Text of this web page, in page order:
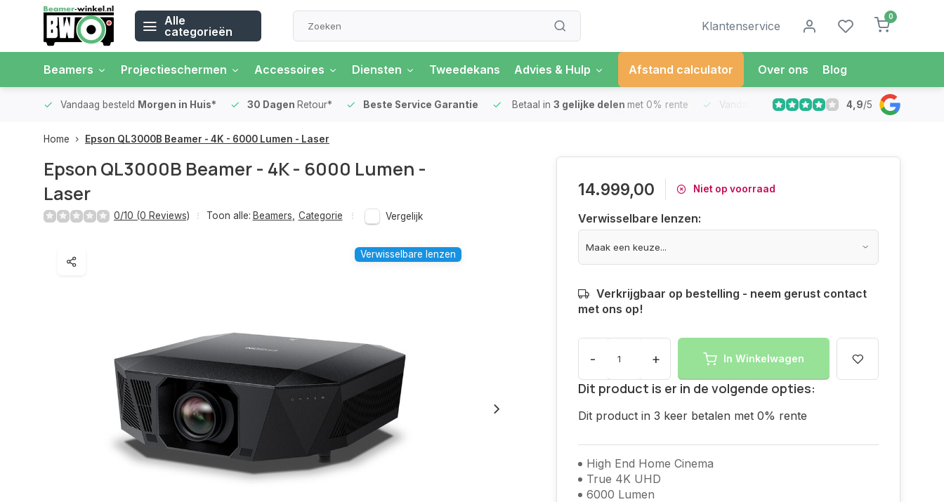
Alle
categorieën
Klantenservice
0
Beamers Projectieschermen Accessoires Diensten Tweedekans Advies & Hulp Afstand calculator Over ons Blog
Vandaag besteld Morgen in Huis* 30 Dagen Retour* Beste Service Garantie Betaal in 3 gelijke delen met 0% rente Vandaag besteldMorgen in Huis*
4,9/5
Home Epson QL3000B Beamer - 4K - 6000 Lumen - Laser
Epson QL3000B Beamer - 4K - 6000 Lumen -
Laser
0/10 (0 Reviews) Toon alle: Beamers Categorie Vergelijk
Verwisselbare lenzen
14.999,00 Niet op voorraad
Verwisselbare lenzen:
Verkrijgbaar op bestelling - neem gerust contact
met ons op!
- + In Winkelwagen
Dit product is er in de volgende opties:
Dit product in 3 keer betalen met 0% rente
High End Home Cinema
True 4K UHD
6000 Lumen